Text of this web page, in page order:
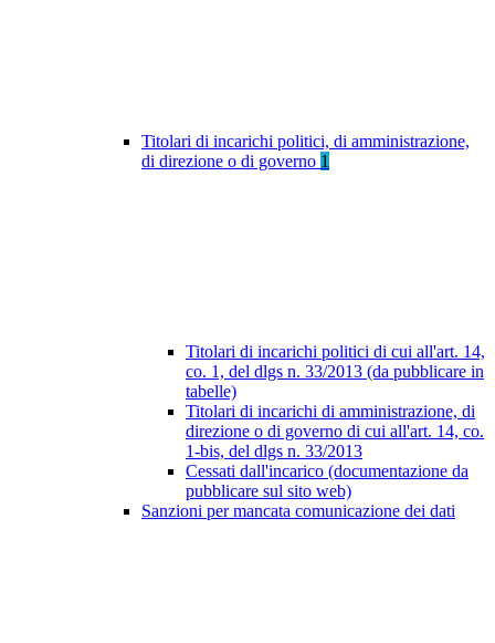
Titolari di incarichi politici, di amministrazione,
di direzione o di governo 1
Titolari di incarichi politici di cui all'art. 14,
co. 1, del dlgs n. 33/2013 (da pubblicare in
tabelle)
Titolari di incarichi di amministrazione, di
direzione o di governo di cui all'art. 14, co.
1-bis, del dlgs n. 33/2013
Cessati dall'incarico (documentazione da
pubblicare sul sito web)
Sanzioni per mancata comunicazione dei dati